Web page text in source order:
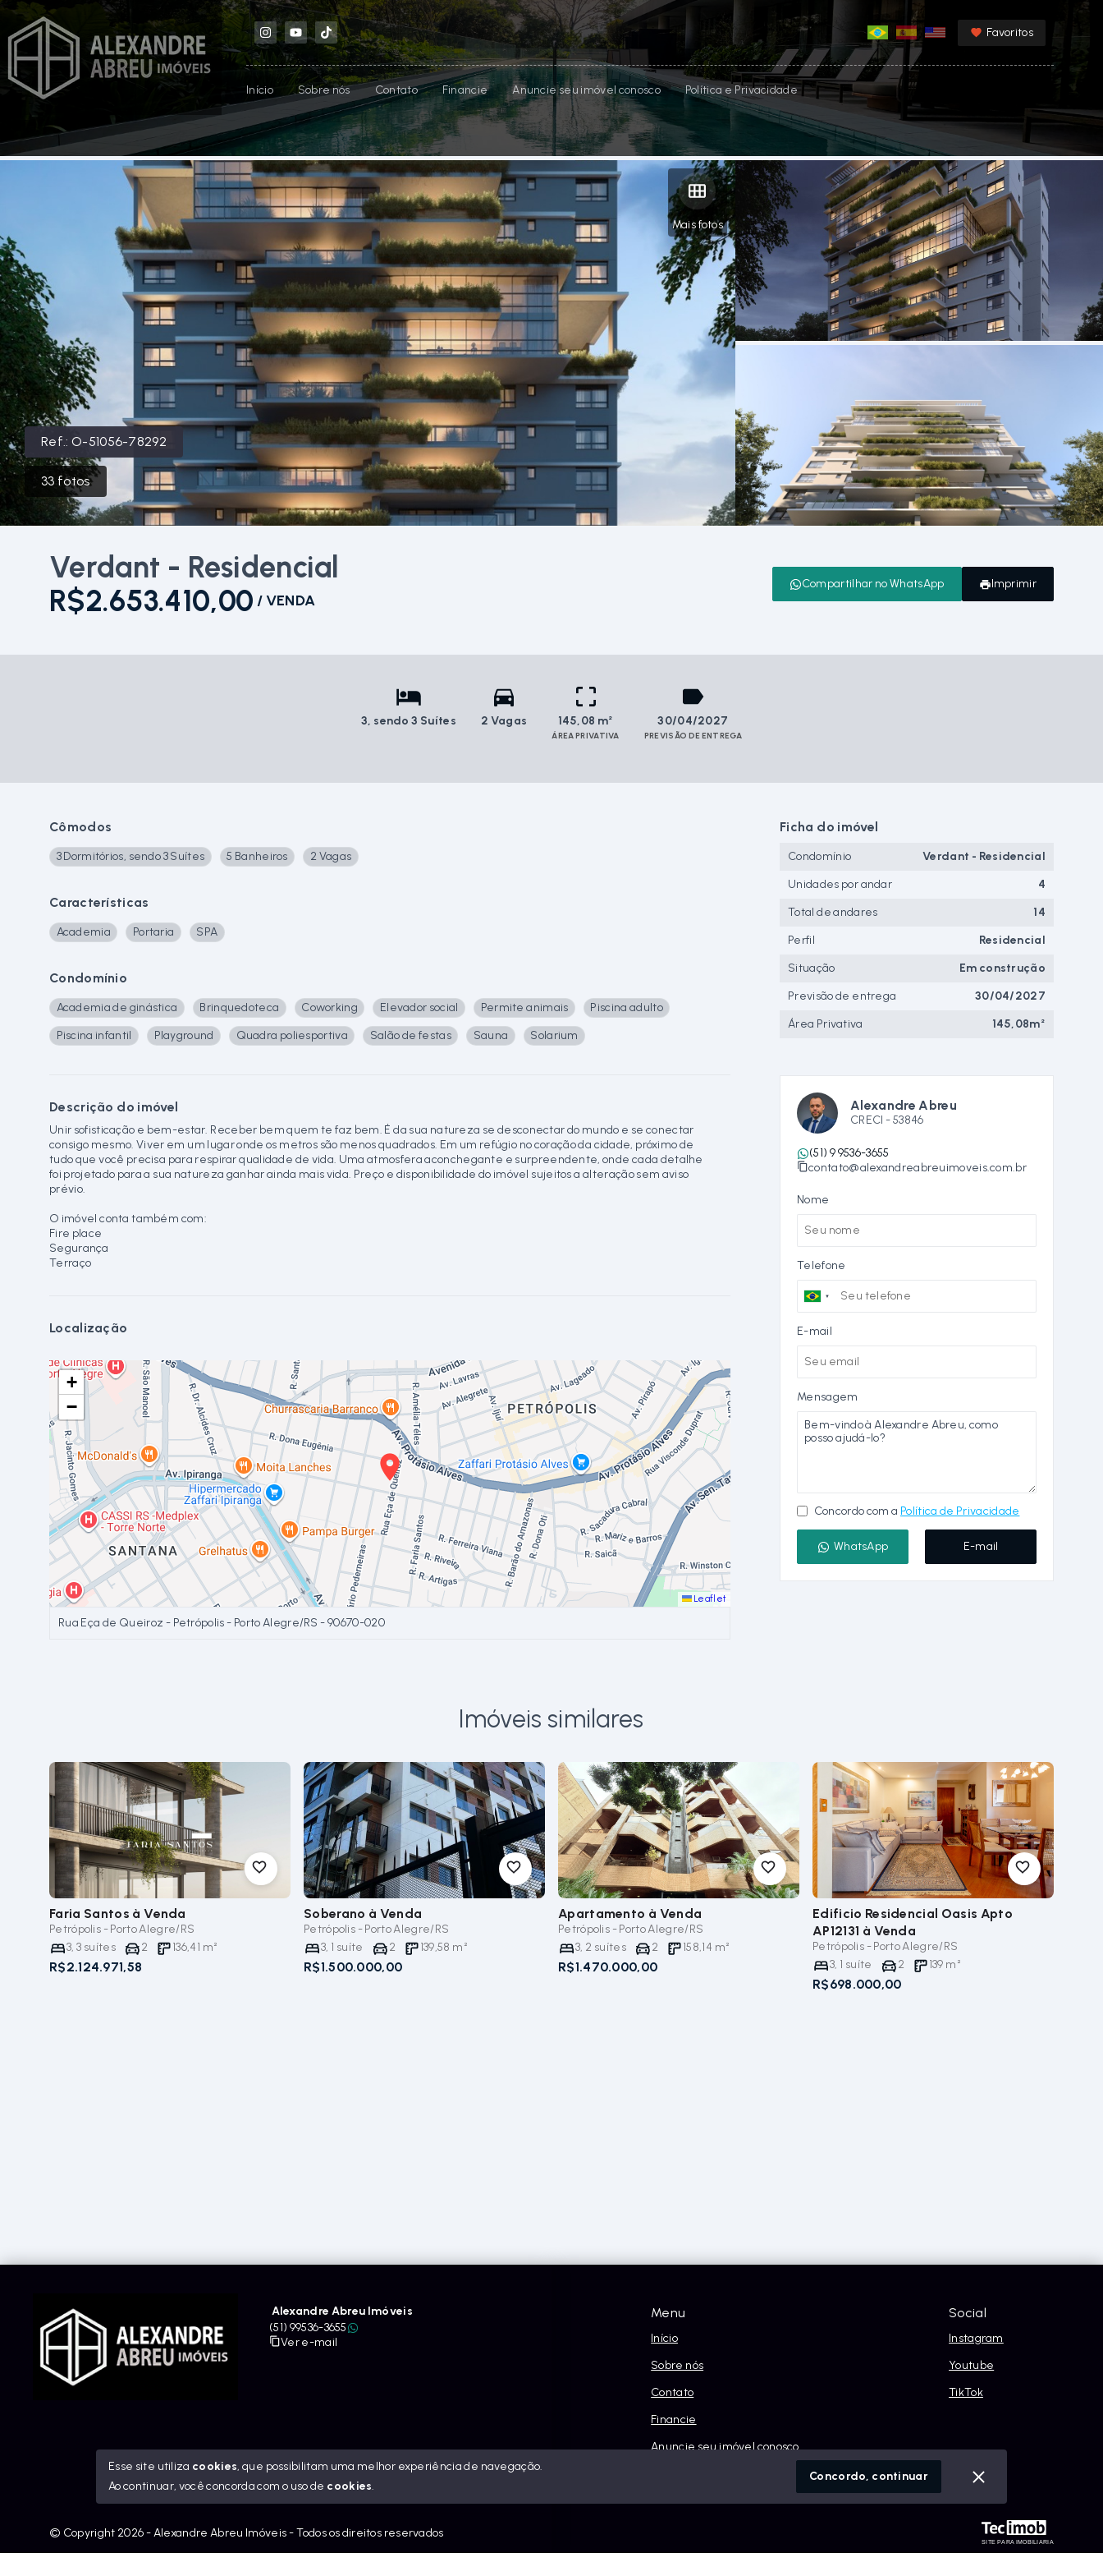
Favoritos
Início Sobre nós Contato Financie Anuncie seu imóvel conosco Política e Privacidade
Ref.:O-51056-78292
33fotos
Mais fotos
Verdant - Residencial
R$2.653.410,00 / VENDA
Compartilhar no WhatsApp Imprimir
3, sendo 3 Suítes 2 Vagas 145,08 m²
ÁREA PRIVATIVA
30/04/2027
PREVISÃO DE ENTREGA
Cômodos
3 Dormitórios, sendo 3 Suítes 5 Banheiros 2 Vagas
Características
Academia Portaria SPA
Condomínio
Academia de ginástica Brinquedoteca Coworking Elevador social Permite animais
Piscina adulto
Piscina infantil
Playground Quadra poliesportiva Salão de festas Sauna Solarium
Descrição do imóvel
Unir sofisticação e bem-estar. Receber bem quem te faz bem. É da sua natureza se desconectar do mundo e se conectar
consigo mesmo. Viver em um lugar onde os metros são menos quadrados. Em um refúgio no coração da cidade, próximo de
tudo que você precisa para respirar qualidade de vida. Uma atmosfera aconchegante e surpreendente, onde cada detalhe
foi projetado para a sua natureza ganhar ainda mais vida. Preço e disponibilidade do imóvel sujeitos a alteração sem aviso
prévio.
O imóvel conta também com:
Fire place
Segurança
Terraço
Localização
+
−
Leaflet
Rua Eça de Queiroz - Petrópolis - Porto Alegre/RS - 90670-020
Ficha do imóvel
Condomínio
Verdant - Residencial
Unidades por andar
4
Total de andares
14
Perfil
Residencial
Situação
Em construção
Previsão de entrega
30/04/2027
Área Privativa
145,08m²
Alexandre Abreu
CRECI -53846
(51) 9 9536-3655
contato@alexandreabreuimoveis.com.br
Nome
Telefone
E-mail
Mensagem
Concordo com a Política de Privacidade
WhatsApp E-mail
Imóveis similares
Faria Santos à Venda
Petrópolis - Porto Alegre/RS
3,3 suítes 2 136,41 m²
R$2.124.971,58
Soberano à Venda
Petrópolis - Porto Alegre/RS
3, 1 suíte 2 139,58 m²
R$1.500.000,00
Apartamento à Venda
Petrópolis - Porto Alegre/RS
3, 2 suítes 2 158,14 m²
R$1.470.000,00
Edificio Residencial Oasis Apto
AP12131 à Venda
Petrópolis - Porto Alegre/RS
3, 1 suíte 2 139 m²
R$698.000,00
Menu
Início
Sobre nós
Contato
Financie
Anuncie seu imóvel conosco
Social
Instagram
Youtube
TikTok
SITE PARA IMOBILIARIA
Alexandre Abreu Imóveis
(51) 99536-3655
Ver e-mail
© Copyright 2026 - Alexandre Abreu Imóveis - Todos os direitos reservados
Esse site utiliza cookies, que possibilitam uma melhor experiência de navegação.
Ao continuar, você concorda com o uso de cookies.
Concordo, continuar